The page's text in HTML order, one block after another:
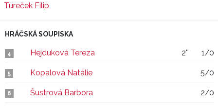
Tureček Filip
HRÁČSKÁ SOUPISKA
4 Hejduková Tereza 2" 1/0
5 Kopalová Natálie 5/0
6 Šustrová Barbora 2/0